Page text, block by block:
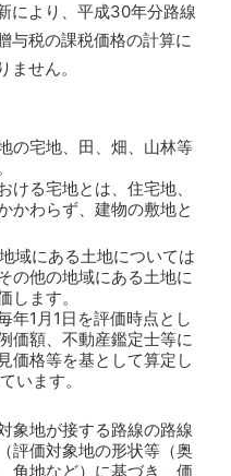
により、平成30年分路線
与税の課税価格の計算に
ません。
の宅地、田、畑、山林等
る宅地とは、住宅地、
かわらず、建物の敷地と
域にある土地については
の他の地域にある土地に
します。
年1月1日を評価時点とし
価額、不動産鑑定士等に
価格等を基として算定し
います。
象地が接する路線の路線
評価対象地の形状等（奥
角地など）に基づき、価